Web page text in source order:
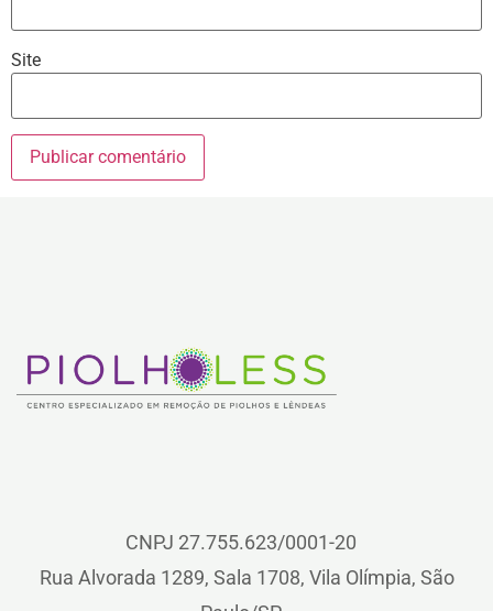
Site
CNPJ 27.755.623/0001-20
Rua Alvorada 1289, Sala 1708, Vila Olímpia, São